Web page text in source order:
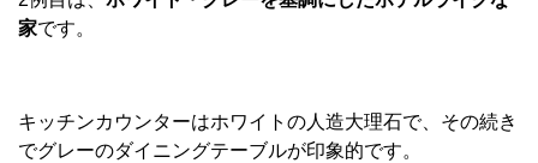
家です。
キッチンカウンターはホワイトの人造大理石で、その続き
でグレーのダイニングテーブルが印象的です。